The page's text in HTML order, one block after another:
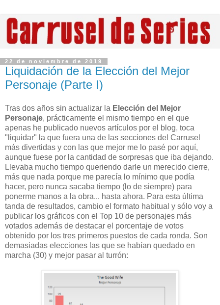
22 de noviembre de 2019
Liquidación de la Elección del Mejor
Personaje (Parte I)
Tras dos años sin actualizar la Elección del Mejor
Personaje, prácticamente el mismo tiempo en el que
apenas he publicado nuevos artículos por el blog, toca
"liquidar" la que fuera una de las secciones del Carrusel
más divertidas y con las que mejor me lo pasé por aquí,
aunque fuese por la cantidad de sorpresas que iba dejando.
Llevaba mucho tiempo queriendo darle un merecido cierre,
más que nada porque me parecía lo mínimo que podía
hacer, pero nunca sacaba tiempo (lo de siempre) para
ponerme manos a la obra... hasta ahora. Para esta última
tanda de resultados, cambio el formato habitual y sólo voy a
publicar los gráficos con el Top 10 de personajes más
votados además de destacar el porcentaje de votos
obtenido por los tres primeros puestos de cada ronda. Son
demasiadas elecciones las que se habían quedado en
marcha (30) y mejor pasar al turrón: